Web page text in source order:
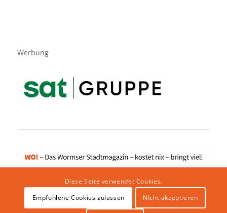
Werbung
Impressum|Datenschutzerklärung|Website von klicklabor.de |
Diese Seite verwendet Cookies.
Empfohlene Cookies zulassen
NIcht akzeptieren